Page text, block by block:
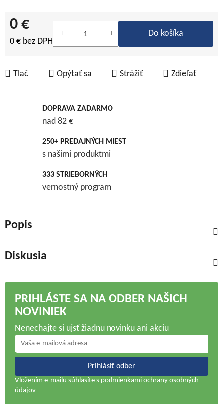
0 €
0 € bez DPH
Do košíka
Tlač Opýtať sa Strážiť Zdieľať
DOPRAVA ZADARMO
nad 82 €
250+ PREDAJNÝCH MIEST
s našimi produktmi
333 STRIEBORNÝCH
vernostný program
Popis
Diskusia
PRIHLÁSTE SA NA ODBER NAŠICH
NOVINIEK
Nenechajte si ujsť žiadnu novinku ani akciu
Prihlásiť odber
Vložením e-mailu súhlasíte s podmienkami ochrany osobných
údajov